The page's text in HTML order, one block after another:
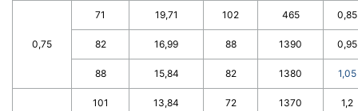
0,75
71 19,71 102 465 0,85
82 16,99 88 1390 0,95
88 15,84 82 1380 1,05
101 13,84 72 1370 1,2